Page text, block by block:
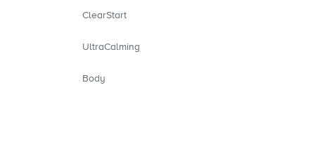
ClearStart
UltraCalming
Body